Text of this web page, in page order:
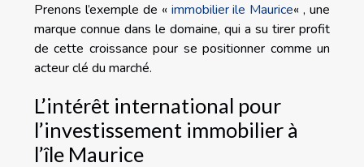
Prenons l’exemple de « immobilier ile Maurice« , une
marque connue dans le domaine, qui a su tirer profit
de cette croissance pour se positionner comme un
acteur clé du marché.
L’intérêt international pour
l’investissement immobilier à
l’île Maurice